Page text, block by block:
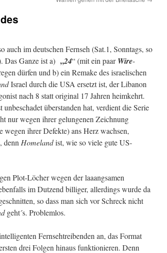
auch im deutschen Fernseh (Sat.1, Sonntags, so
Das Ganze ist a) „24“ (mit ein paarWire-
dürfen und b) ein Remake des israelischen
Israel durch die USA ersetzt ist, der Libanon
nach 8 statt original 17 Jahren heimkehrt.
überstanden hat, verdient die Serie
nur wegen ihrer gelungenen Zeichnung
wegen ihrer Defekte) ans Herz wachsen,
denn Homelandist, wie so viele gute US-
Plot-Löcher wegen der laaangsamen
im Dutzend billiger, allerdings wurde da
so dass man sich vor Schreck nicht
geht´s. Problemlos.
Fernsehtreibenden an, das Format
drei Folgen hinaus funktionieren. Denn